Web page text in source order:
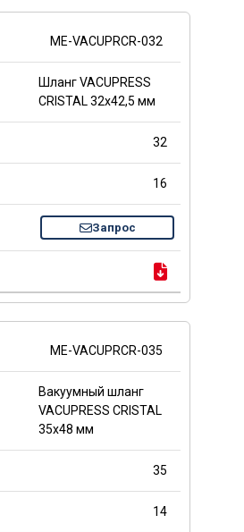
ME-VACUPRCR-032
Шланг VACUPRESS
CRISTAL 32x42,5 мм
32
16
Запрос
ME-VACUPRCR-035
Вакуумный шланг
VACUPRESS CRISTAL
35x48 мм
35
14